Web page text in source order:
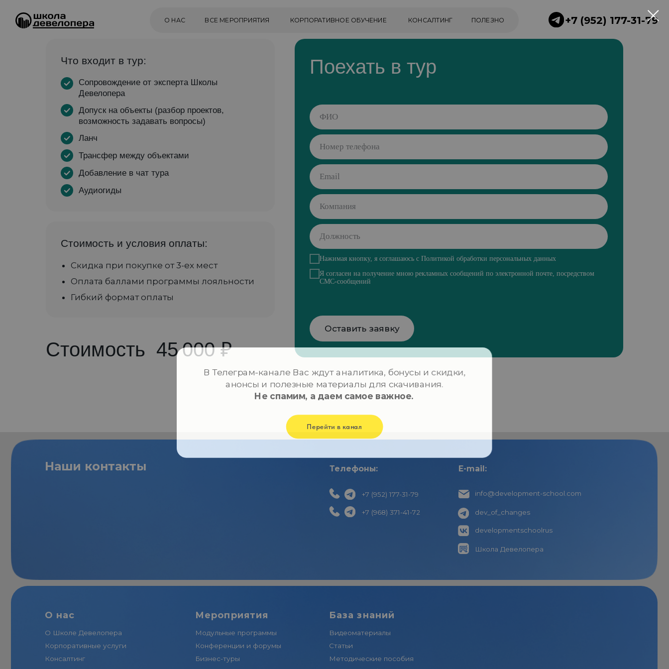
О НАС ВСЕ МЕРОПРИЯТИЯ КОРПОРАТИВНОЕ ОБУЧЕНИЕ КОНСАЛТИНГ ПОЛЕЗНО +7 (952) 177-31-79
Стоимость 45 000₽
Поехать в тур
Нажимая кнопку, я соглашаюсь с Политикой обработки персональных данных
Я согласен на получение мною рекламных сообщений по электронной почте, посредством
СМС-сообщений
Оставить заявку
Что входит в тур:
Сопровождение от эксперта Школы
Девелопера
Допуск на объекты (разбор проектов,
возможность задавать вопросы)
Ланч
Аудиогиды
Добавление в чат тура
Трансфер между объектами
Стоимость и условия оплаты:
Скидка при покупке от 3-ех мест
Оплата баллами программы лояльности
Гибкий формат оплаты
В Телеграм-канале Вас ждут аналитика, бонусы и скидки,
Не спамим, а даем самое важное.
Телефоны:
+7 (952) 177-31-79
+7 (968) 371-41-72
info@development-school.com
developmentschoolrus
Школа Девелопера
dev_of_changes
Консалтинг Бизнес-туры Методические пособия
Политика конфиденциальности